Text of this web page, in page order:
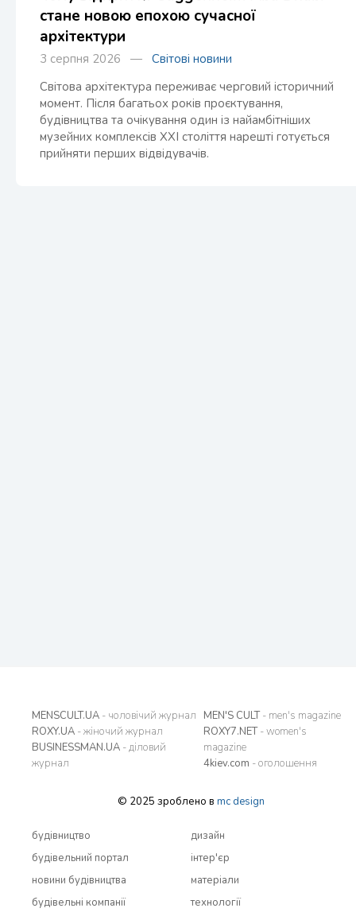
стане новою епохою сучасної
архітектури
3 серпня 2026 — Світові новини
Світова архітектура переживає черговий історичний
момент. Після багатьох років проєктування,
будівництва та очікування один із найамбітніших
музейних комплексів XXI століття нарешті готується
прийняти перших відвідувачів.
MENSCULT.UA - чоловічий журнал
ROXY.UA - жіночий журнал
BUSINESSMAN.UA - діловий
журнал
MEN'S CULT- men's magazine
ROXY7.NET- women's
magazine
4kiev.com - оголошення
© 2025 зроблено в mc design
будівництво
будівельний портал
новини будівництва
будівельні компанії
дизайн
інтер'єр
матеріали
технології